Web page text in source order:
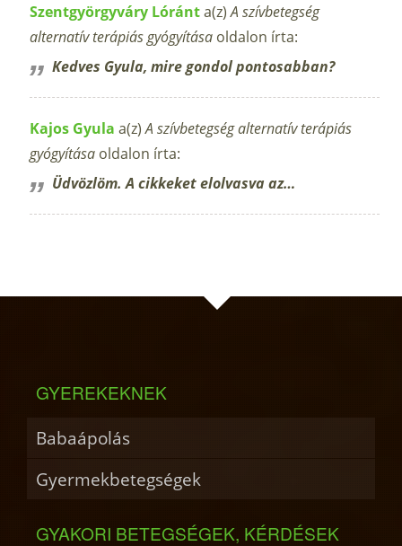
Szentgyörgyváry Lóránta(z)A szívbetegség
alternatív terápiás gyógyítása oldalon írta:
Kedves Gyula, mire gondol pontosabban?
Kajos Gyula a(z)A szívbetegség alternatív terápiás
gyógyítása oldalon írta:
Üdvözlöm. A cikkeket elolvasva az…
GYEREKEKNEK
Babaápolás
Gyermekbetegségek
GYAKORI BETEGSÉGEK, KÉRDÉSEK